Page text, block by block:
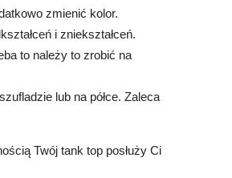
zmienić kolor.
i zniekształceń.
to należy to zrobić na
lub na półce. Zaleca
Twój tank top posłuży Ci